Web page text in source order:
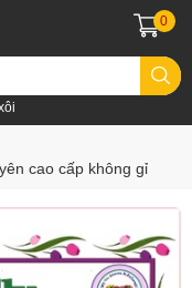
0
cao cấp không gỉ